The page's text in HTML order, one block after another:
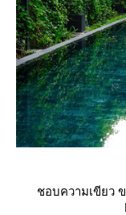
ชอบความเขียว